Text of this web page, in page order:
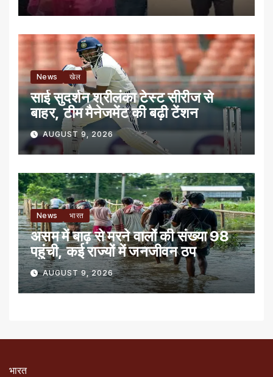
News खेल
साई सुदर्शन श्रीलंका टेस्ट सीरीज से
बाहर, टीम मैनेजमेंट की बढ़ी टेंशन
AUGUST 9, 2026
News भारत
असम में बाढ़ से मरने वालों की संख्या 98
पहुंची, कई राज्यों में जनजीवन ठप
AUGUST 9, 2026
भारत